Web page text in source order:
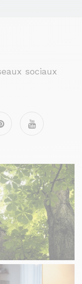
sociaux